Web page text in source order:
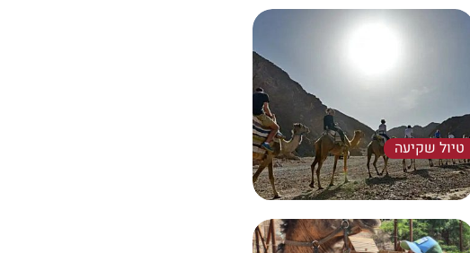
טיול שקיעה
פסטורלי, רומנטי, מרגש- כשתחזרו ספרו
לנו מה בחרתם, כי מבחינתנו הטיול הזה